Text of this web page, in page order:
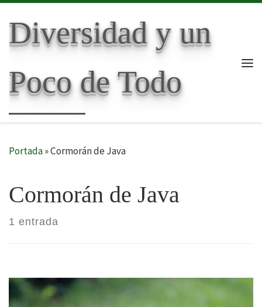
Diversidad y un
Poco de Todo
Portada»Cormorán de Java
Cormorán de Java
1 entrada